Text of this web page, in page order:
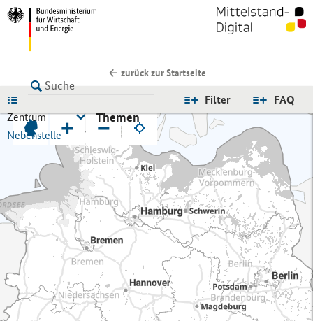
zurück zur Startseite
FAQ
Filter
Zentrum
Nebenstelle
Themen
+ −